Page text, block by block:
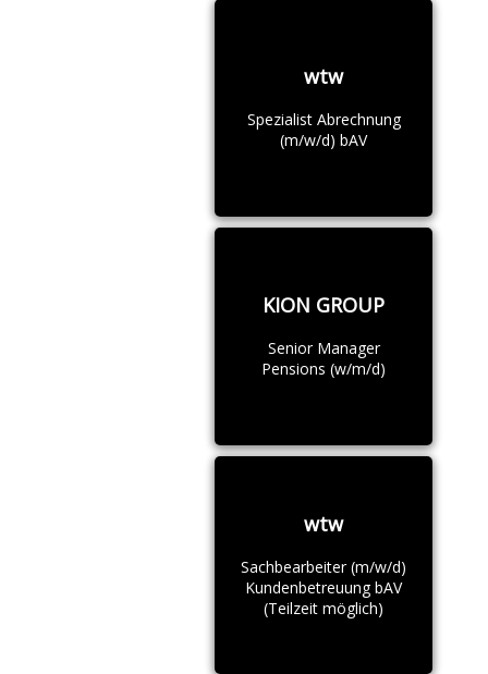
wtw
Spezialist Abrechnung
(m/w/d) bAV
KION GROUP
Senior Manager
Pensions (w/m/d)
wtw
Sachbearbeiter (m/w/d)
Kundenbetreuung bAV
(Teilzeit möglich)